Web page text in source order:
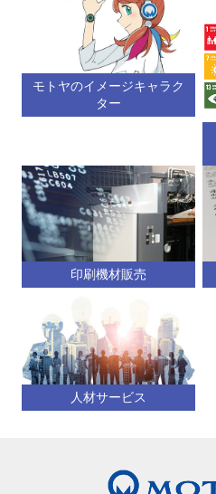
モトヤのイメージキャラク
ター
印刷機材販売
人材サービス